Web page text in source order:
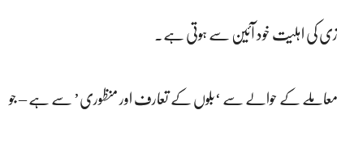
سازی کی اہلیت خود آئین سے ہوتی ہے۔
کسی بھی معاملے کے حوالے سے ‘بلوں کے تعارف اور منظوری’ سے ہے – جو